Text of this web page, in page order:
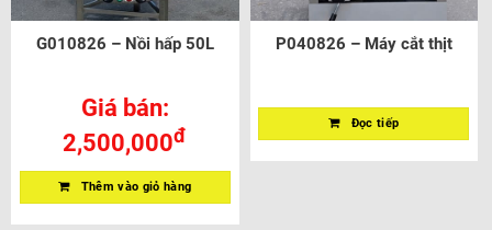
G010826 – Nồi hấp 50L
Giá bán:
2,500,000đ
Thêm vào giỏ hàng
P040826 – Máy cắt thịt
Đọc tiếp